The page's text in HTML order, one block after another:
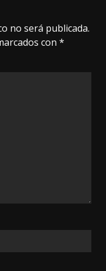
no será publicada.
con *